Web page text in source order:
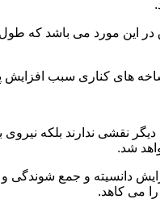
های کناری سبب افزایش
نقشی ندارند بلکه نیروی
شد.
دانسیته و جمع
می کاهد.